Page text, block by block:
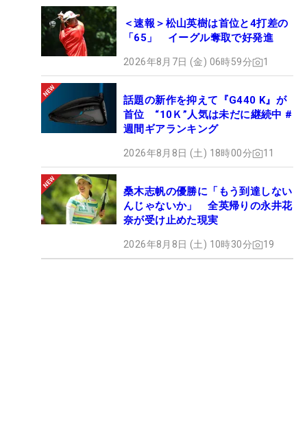
＜速報＞松山英樹は首位と4打差の
「65」 イーグル奪取で好発進
2026年8月7日 (金) 06時59分 1
話題の新作を抑えて『G440 K』が
首位 “10Ｋ”人気は未だに継続中 #
週間ギアランキング
2026年8月8日 (土) 18時00分 11
桑木志帆の優勝に「もう到達しない
んじゃないか」 全英帰りの永井花
奈が受け止めた現実
2026年8月8日 (土) 10時30分 19